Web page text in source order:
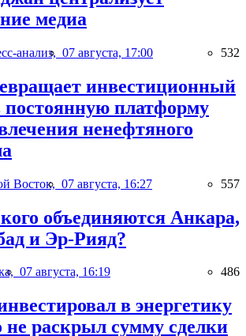
медиа
анализ, 07 августа, 17:00 532
инвестиционный
платформу
ненефтяного
Восток, 07 августа, 16:27 557
объединяются Анкара,
и Эр-Рияд?
07 августа, 16:19 486
в энергетику
не раскрыл сумму сделки